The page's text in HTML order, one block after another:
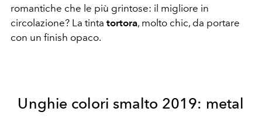
romantiche che le più grintose: il migliore in
circolazione? La tinta tortora, molto chic, da portare
con un finish opaco.
Unghie colori smalto 2019: metal